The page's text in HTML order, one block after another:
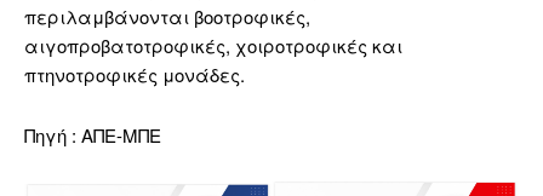
περιλαμβάνονται βοοτροφικές,
αιγοπροβατοτροφικές, χοιροτροφικές και
πτηνοτροφικές μονάδες.
Πηγή : ΑΠΕ-ΜΠΕ